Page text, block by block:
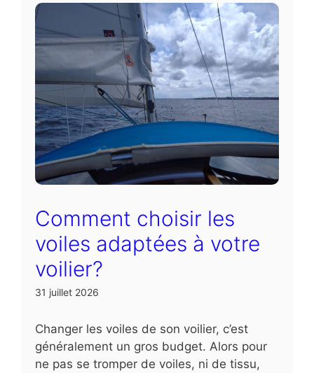
Comment choisir les
voiles adaptées à votre
voilier?
31 juillet 2026
Changer les voiles de son voilier, c’est
généralement un gros budget. Alors pour
ne pas se tromper de voiles, ni de tissu,